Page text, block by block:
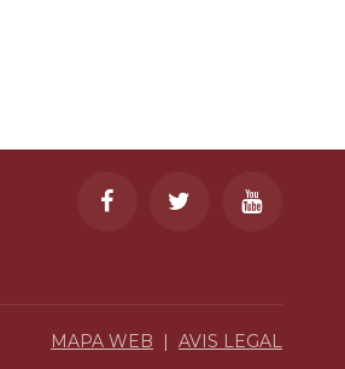
MAPA WEB | AVIS LEGAL